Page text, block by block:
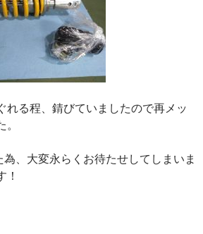
れる程、錆びていましたので再メッ
、大変永らくお待たせしてしまいま
！